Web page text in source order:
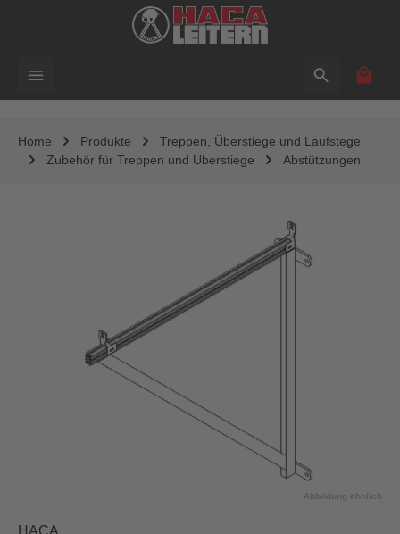
Home Produkte
Treppen, Überstiege und Laufstege
Zubehör für Treppen und Überstiege
Abstützungen
Abbildung ähnlich
HACA